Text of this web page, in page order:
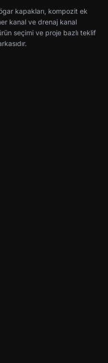
kapakları, kompozit ek
kanal ve drenaj kanal
seçimi ve proje bazlı teklif